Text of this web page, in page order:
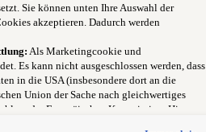
Sie können unten Ihre Auswahl der
akzeptieren. Dadurch werden
Als Marketingcookie und
Es kann nicht ausgeschlossen werden, dass
in die USA (insbesondere dort an die
Union der Sache nach gleichwertiges
der Europäischen Kommission. Hieraus